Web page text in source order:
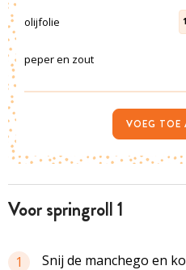
voor springroll 1
1
Snij de manchego en
olijfolie 1
peper en zout
VOEG TOE